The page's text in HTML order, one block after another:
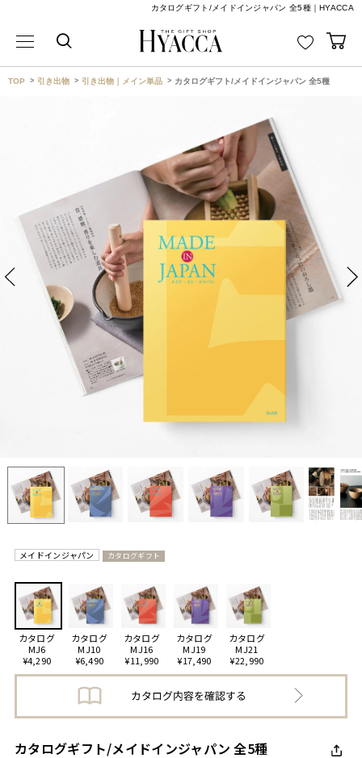
カタログギフト/メイドインジャパン 全5種｜HYACCA
TOP 引き出物 引き出物｜メイン単品 カタログギフト/メイドインジャパン 全5種
メイドインジャパン カタログギフト
カタログ
MJ6
¥4,290
カタログ
MJ10
¥6,490
カタログ
MJ16
¥11,990
カタログ
MJ19
¥17,490
カタログ
MJ21
¥22,990
カタログギフト/メイドインジャパン 全5種